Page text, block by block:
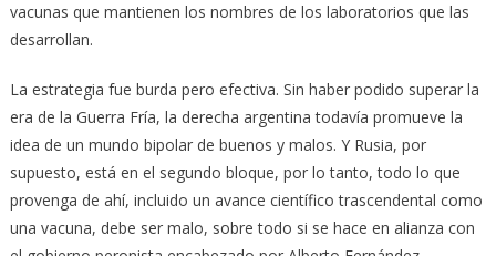
vacunas que mantienen los nombres de los laboratorios que las
desarrollan.
La estrategia fue burda pero efectiva. Sin haber podido superar la
era de la Guerra Fría, la derecha argentina todavía promueve la
idea de un mundo bipolar de buenos y malos. Y Rusia, por
supuesto, está en el segundo bloque, por lo tanto, todo lo que
provenga de ahí, incluido un avance científico trascendental como
una vacuna, debe ser malo, sobre todo si se hace en alianza con